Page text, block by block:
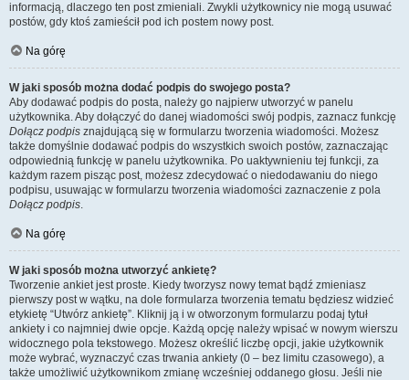
informacją, dlaczego ten post zmieniali. Zwykli użytkownicy nie mogą usuwać
postów, gdy ktoś zamieścił pod ich postem nowy post.
Na górę
W jaki sposób można dodać podpis do swojego posta?
Aby dodawać podpis do posta, należy go najpierw utworzyć w panelu
użytkownika. Aby dołączyć do danej wiadomości swój podpis, zaznacz funkcję
Dołącz podpis znajdującą się w formularzu tworzenia wiadomości. Możesz
także domyślnie dodawać podpis do wszystkich swoich postów, zaznaczając
odpowiednią funkcję w panelu użytkownika. Po uaktywnieniu tej funkcji, za
każdym razem pisząc post, możesz zdecydować o niedodawaniu do niego
podpisu, usuwając w formularzu tworzenia wiadomości zaznaczenie z pola
Dołącz podpis.
Na górę
W jaki sposób można utworzyć ankietę?
Tworzenie ankiet jest proste. Kiedy tworzysz nowy temat bądź zmieniasz
pierwszy post w wątku, na dole formularza tworzenia tematu będziesz widzieć
etykietę “Utwórz ankietę”. Kliknij ją i w otworzonym formularzu podaj tytuł
ankiety i co najmniej dwie opcje. Każdą opcję należy wpisać w nowym wierszu
widocznego pola tekstowego. Możesz określić liczbę opcji, jakie użytkownik
może wybrać, wyznaczyć czas trwania ankiety (0 – bez limitu czasowego), a
także umożliwić użytkownikom zmianę wcześniej oddanego głosu. Jeśli nie